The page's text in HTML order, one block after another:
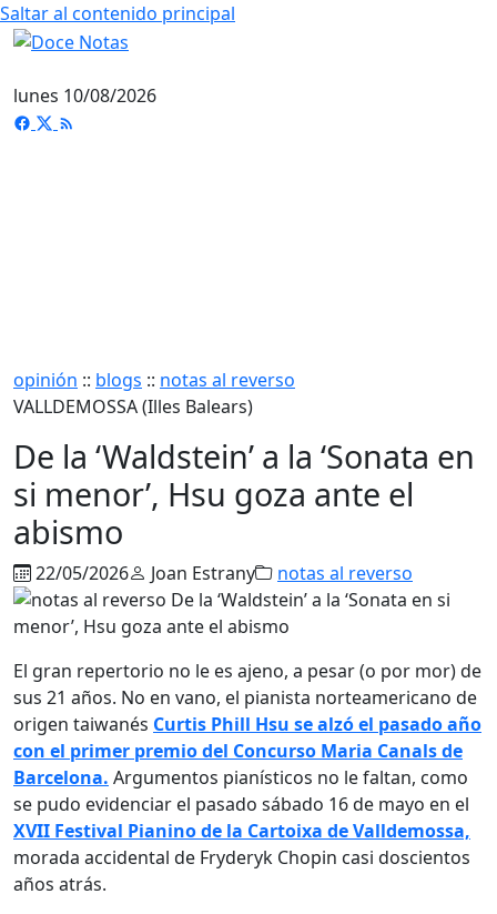
Saltar al contenido principal
lunes 10/08/2026
opinión :: blogs :: notas al reverso
VALLDEMOSSA (Illes Balears)
De la ‘Waldstein’ a la ‘Sonata en
si menor’, Hsu goza ante el
abismo
22/05/2026 Joan Estrany notas al reverso
El gran repertorio no le es ajeno, a pesar (o por mor) de
sus 21 años. No en vano, el pianista norteamericano de
origen taiwanés Curtis Phill Hsu se alzó el pasado año
con el primer premio del Concurso Maria Canals de
Barcelona. Argumentos pianísticos no le faltan, como
se pudo evidenciar el pasado sábado 16 de mayo en el
XVII Festival Pianino de la Cartoixa de Valldemossa,
morada accidental de Fryderyk Chopin casi doscientos
años atrás.